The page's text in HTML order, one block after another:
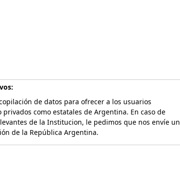
de datos para ofrecer a los usuarios
como estatales de Argentina. En caso de
de la Institucion, le pedimos que nos envíe un
de la República Argentina.